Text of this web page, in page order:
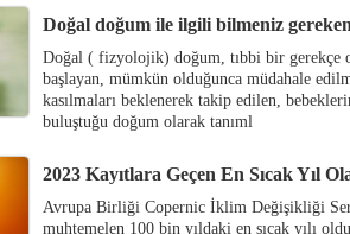
Doğal doğum ile ilgili bilmeniz
Doğal ( fizyolojik) doğum, tıbbi bir gerekçe
başlayan, mümkün olduğunca müdahale
kasılmaları beklenerek takip edilen,
buluştuğu doğum olarak tanıml
2023 Kayıtlara Geçen En Sıcak Yıl
Avrupa Birliği Copernic İklim Değişikliği
muhtemelen 100 bin yıldaki en sıcak yılı